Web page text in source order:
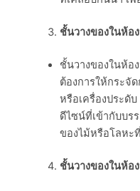
ชั้นวางของในห้อ
ชั้นวางของในห้อ
ต้องการให้กระจั
หรือเครื่องประดั
ดีไซน์ที่เข้ากับบร
ของไม้หรือโลห
ชั้นวางของในห้อ